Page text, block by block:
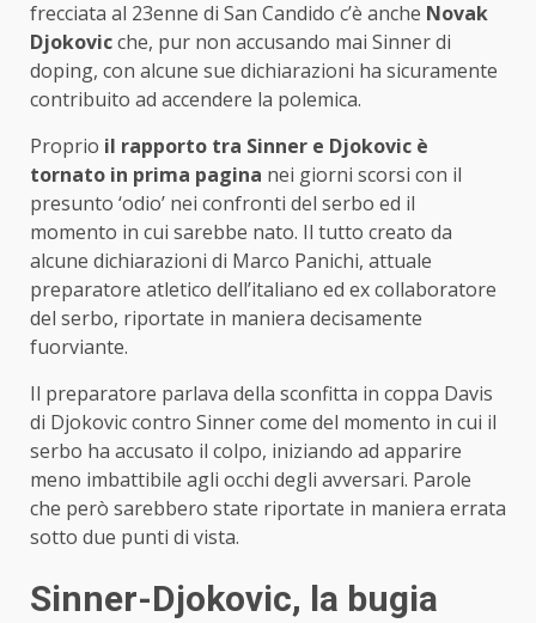
frecciata al 23enne di San Candido c’è anche Novak
Djokovicche, pur non accusando mai Sinner di
doping, con alcune sue dichiarazioni ha sicuramente
contribuito ad accendere la polemica.
Proprio il rapporto tra Sinner e Djokovic è
tornato in prima pagina nei giorni scorsi con il
presunto ‘odio’ nei confronti del serbo ed il
momento in cui sarebbe nato. Il tutto creato da
alcune dichiarazioni di Marco Panichi, attuale
preparatore atletico dell’italiano ed ex collaboratore
del serbo, riportate in maniera decisamente
fuorviante.
Il preparatore parlava della sconfitta in coppa Davis
di Djokovic contro Sinner come del momento in cui il
serbo ha accusato il colpo, iniziando ad apparire
meno imbattibile agli occhi degli avversari. Parole
che però sarebbero state riportate in maniera errata
sotto due punti di vista.
Sinner-Djokovic, la bugia